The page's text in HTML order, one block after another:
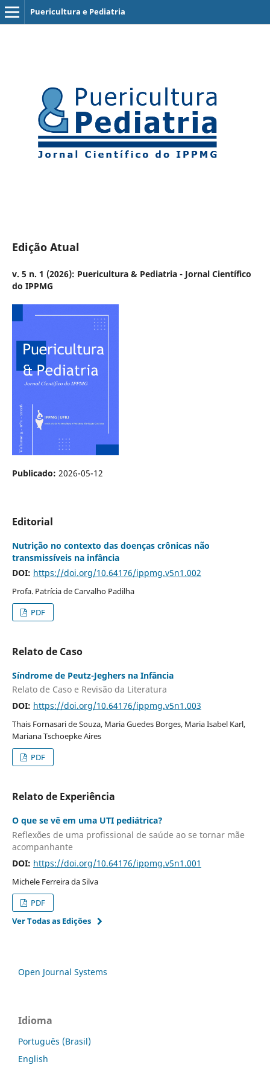
Puericultura e Pediatria
Edição Atual
v. 5 n. 1 (2026): Puericultura & Pediatria - Jornal Científico
do IPPMG
Publicado: 2026-05-12
Editorial
Nutrição no contexto das doenças crônicas não
transmissíveis na infância
DOI: https://doi.org/10.64176/ippmg.v5n1.002
Profa. Patrícia de Carvalho Padilha
PDF
Relato de Caso
Síndrome de Peutz-Jeghers na Infância
Relato de Caso e Revisão da Literatura
DOI: https://doi.org/10.64176/ippmg.v5n1.003
Thais Fornasari de Souza, Maria Guedes Borges, Maria Isabel Karl,
Mariana Tschoepke Aires
PDF
Relato de Experiência
O que se vê em uma UTI pediátrica?
Reflexões de uma profissional de saúde ao se tornar mãe
acompanhante
DOI: https://doi.org/10.64176/ippmg.v5n1.001
Michele Ferreira da Silva
PDF
Ver Todas as Edições
Open Journal Systems
Idioma
Português (Brasil)
English